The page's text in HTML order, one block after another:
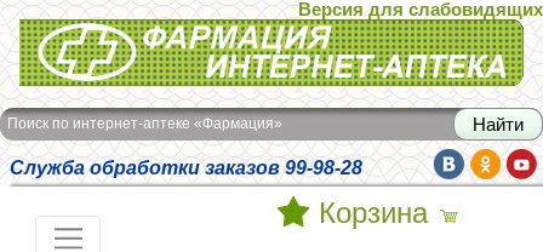
Интернет-аптека Фармация
Версия для слабовидящих
Поиск по интернет-аптеке «Фармация»
Служба обработки заказов 99-98-28
Корзина